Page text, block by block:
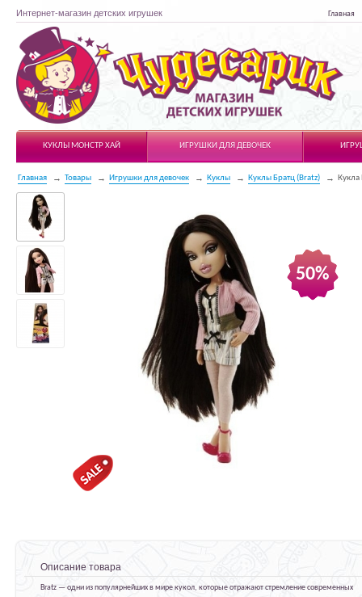
Интернет-магазин детских игрушек Главная
Чудесарик
КУКЛЫ МОНСТР ХАЙ
ИГРУШКИ ДЛЯ ДЕВОЧЕК
Главная Товары Игрушки для девочек Куклы Куклы Братц (Bratz) Кукла
50%
Описание товара
Bratz — одни из популярнейших в мире кукол, которые отражают стремление современных